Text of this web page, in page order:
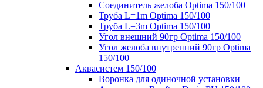
Соединитель желоба Optima 150/100
Труба L=1m Optima 150/100
Труба L=3m Optima 150/100
Угол внешний 90гр Optima 150/100
Угол желоба внутренний 90гр Optima
150/100
Аквасистем 150/100
Воронка для одиночной установки